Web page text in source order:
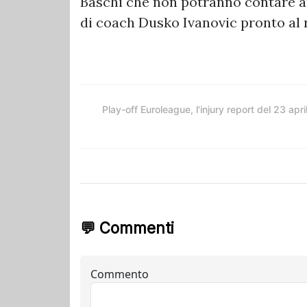
di coach Dusko Ivanovic pronto al
Play-off Euroleague, l'injury report del 23
💬 Commenti